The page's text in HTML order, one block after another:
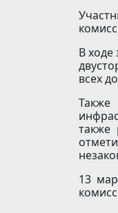
В
всех
также
13